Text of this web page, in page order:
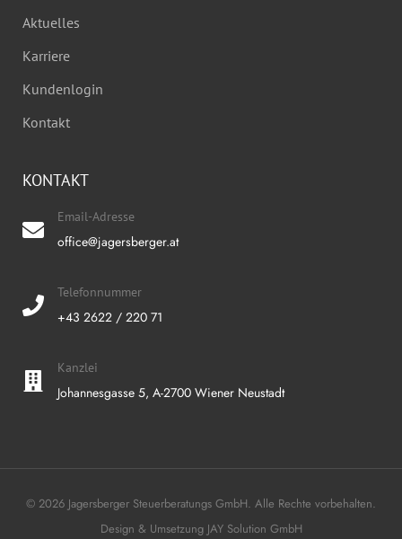
Aktuelles
Karriere
Kundenlogin
Kontakt
KONTAKT
Email-Adresse
office@jagersberger.at
Telefonnummer
+43 2622 / 220 71
Kanzlei
Johannesgasse 5, A-2700 Wiener Neustadt
© 2026 Jagersberger Steuerberatungs GmbH. Alle Rechte vorbehalten.
Design & Umsetzung JAY Solution GmbH